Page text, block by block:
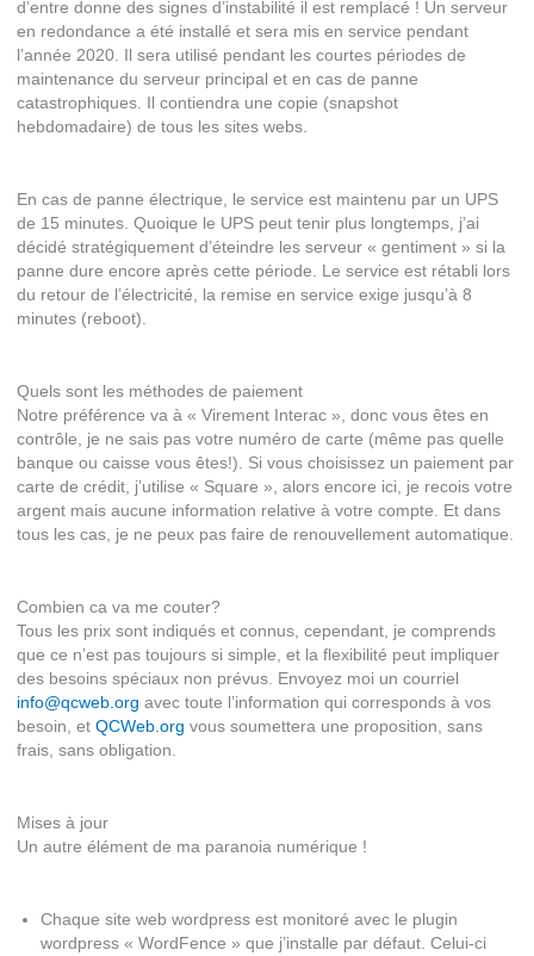
d’entre donne des signes d’instabilité il est remplacé ! Un serveur
en redondance a été installé et sera mis en service pendant
l’année 2020. Il sera utilisé pendant les courtes périodes de
maintenance du serveur principal et en cas de panne
catastrophiques. Il contiendra une copie (snapshot
hebdomadaire) de tous les sites webs.
En cas de panne électrique, le service est maintenu par un UPS
de 15 minutes. Quoique le UPS peut tenir plus longtemps, j’ai
décidé stratégiquement d’éteindre les serveur « gentiment » si la
panne dure encore après cette période. Le service est rétabli lors
du retour de l’électricité, la remise en service exige jusqu’à 8
minutes (reboot).
Quels sont les méthodes de paiement
Notre préférence va à « Virement Interac », donc vous êtes en
contrôle, je ne sais pas votre numéro de carte (même pas quelle
banque ou caisse vous êtes!). Si vous choisissez un paiement par
carte de crédit, j’utilise « Square », alors encore ici, je recois votre
argent mais aucune information relative à votre compte. Et dans
tous les cas, je ne peux pas faire de renouvellement automatique.
Combien ca va me couter?
Tous les prix sont indiqués et connus, cependant, je comprends
que ce n’est pas toujours si simple, et la flexibilité peut impliquer
des besoins spéciaux non prévus. Envoyez moi un courriel
info@qcweb.org avec toute l’information qui corresponds à vos
besoin, et QCWeb.org vous soumettera une proposition, sans
frais, sans obligation.
Mises à jour
Un autre élément de ma paranoia numérique !
Chaque site web wordpress est monitoré avec le plugin
wordpress « WordFence » que j’installe par défaut. Celui-ci